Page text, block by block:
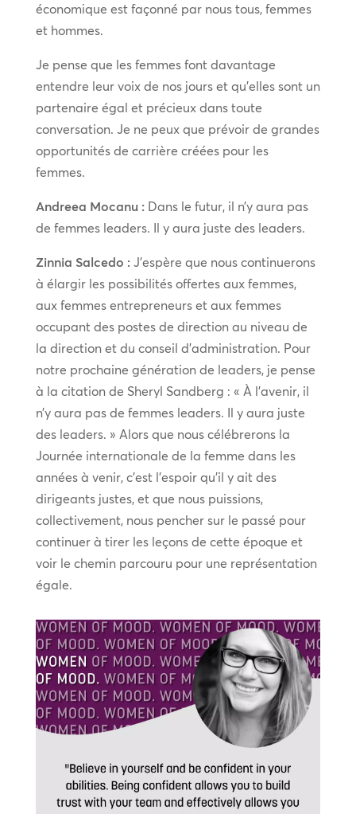
économique est façonné par nous tous, femmes
et hommes.
Je pense que les femmes font davantage
entendre leur voix de nos jours et qu’elles sont un
partenaire égal et précieux dans toute
conversation. Je ne peux que prévoir de grandes
opportunités de carrière créées pour les
femmes.
Andreea Mocanu :Dans le futur, il n’y aura pas
de femmes leaders. Il y aura juste des leaders.
Zinnia Salcedo :J’espère que nous continuerons
à élargir les possibilités offertes aux femmes,
aux femmes entrepreneurs et aux femmes
occupant des postes de direction au niveau de
la direction et du conseil d’administration. Pour
notre prochaine génération de leaders, je pense
à la citation de Sheryl Sandberg : « À l’avenir, il
n’y aura pas de femmes leaders. Il y aura juste
des leaders. » Alors que nous célébrerons la
Journée internationale de la femme dans les
années à venir, c’est l’espoir qu’il y ait des
dirigeants justes, et que nous puissions,
collectivement, nous pencher sur le passé pour
continuer à tirer les leçons de cette époque et
voir le chemin parcouru pour une représentation
égale.